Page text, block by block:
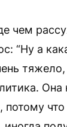
чем
“Ну а
потому